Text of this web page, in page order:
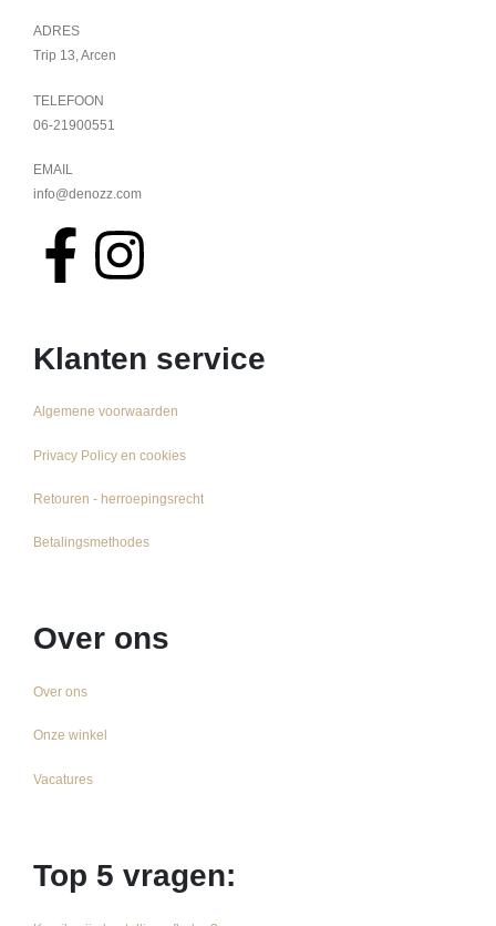
ADRES
Trip 13, Arcen
TELEFOON
06-21900551
EMAIL
info@denozz.com
Klanten service
Algemene voorwaarden
Privacy Policy en cookies
Retouren - herroepingsrecht
Betalingsmethodes
Over ons
Over ons
Onze winkel
Vacatures
Top 5 vragen: